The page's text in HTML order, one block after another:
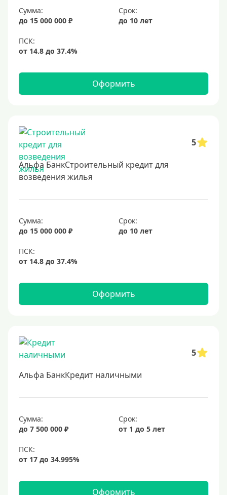
Сумма:
до 15 000 000 ₽
Срок:
до 10 лет
Оформить
5
Альфа БанкСтроительный кредит для
возведения жилья
Сумма:
до 15 000 000 ₽
Срок:
до 10 лет
Оформить
5
Альфа БанкКредит наличными
Сумма:
до 7 500 000 ₽
Срок:
от 1 до 5 лет
Оформить